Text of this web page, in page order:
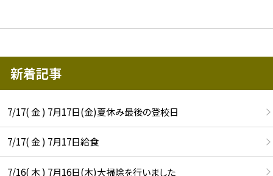
新着記事
7/17( 金 ) 7月17日(金)夏休み最後の登校日
7/17( 金 ) 7月17日給食
7/16( 木 ) 7月16日(木)大掃除を行いました